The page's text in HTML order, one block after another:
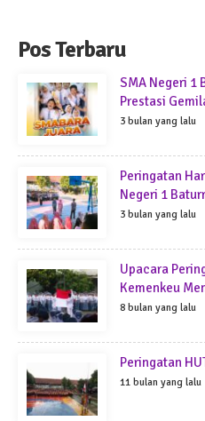
Pos Terbaru
SMA Negeri 1
Prestasi
3 bulan yang lalu
Peringatan
Negeri 1
3 bulan yang lalu
Upacara
Kemenkeu
8 bulan yang lalu
Peringatan
11 bulan yang lalu